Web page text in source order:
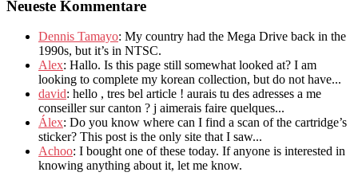
Neueste Kommentare
Dennis Tamayo: My country had the Mega Drive back in the
1990s, but it’s in NTSC.
Alex: Hallo. Is this page still somewhat looked at? I am
looking to complete my korean collection, but do not have...
david: hello , tres bel article ! aurais tu des adresses a me
conseiller sur canton ? j aimerais faire quelques...
Álex: Do you know where can I find a scan of the cartridge’s
sticker? This post is the only site that I saw...
Achoo: I bought one of these today. If anyone is interested in
knowing anything about it, let me know.